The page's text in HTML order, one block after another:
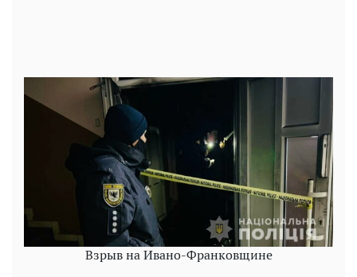
Взрыв на Ивано-Франковщине